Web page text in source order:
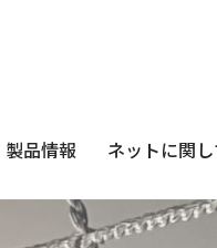
製品情報 ネットに関